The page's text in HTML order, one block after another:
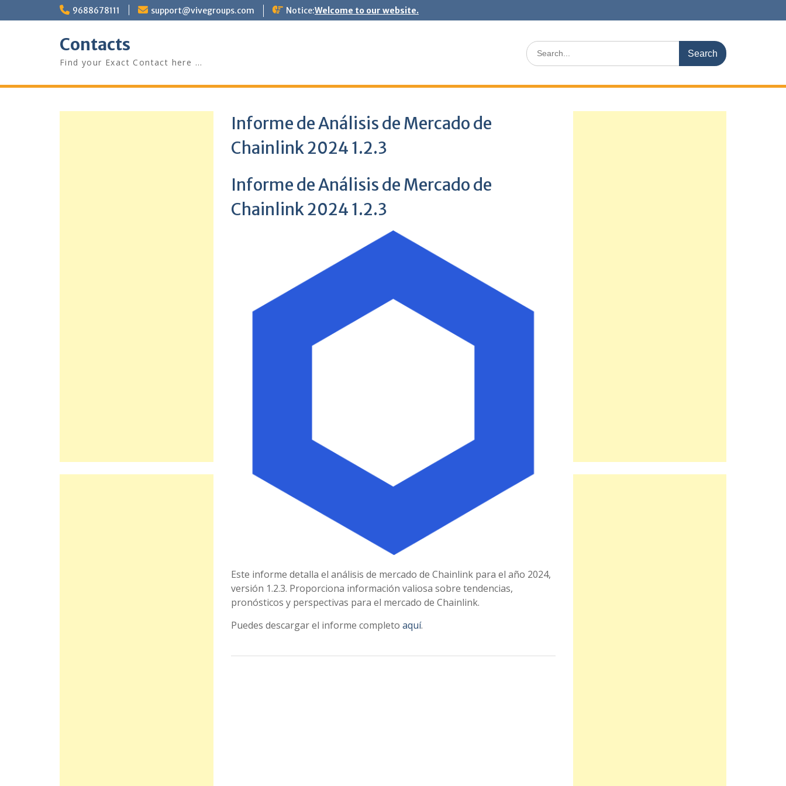
to
9688678111 support@vivegroups.com Notice:Welcome to our website.
Contacts
Find your Exact Contact here …
Search
for:
Informe de Análisis de Mercado de
Chainlink 2024 1.2.3
Informe de Análisis de Mercado de
Chainlink 2024 1.2.3
Este informe detalla el análisis de mercado de Chainlink para el año 2024,
versión 1.2.3. Proporciona información valiosa sobre tendencias,
pronósticos y perspectivas para el mercado de Chainlink.
Puedes descargar el informe completo aquí.